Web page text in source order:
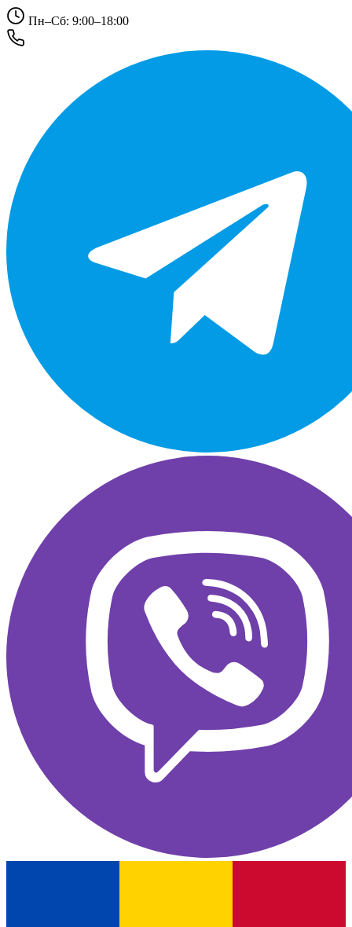
Пн–Сб: 9:00–18:00